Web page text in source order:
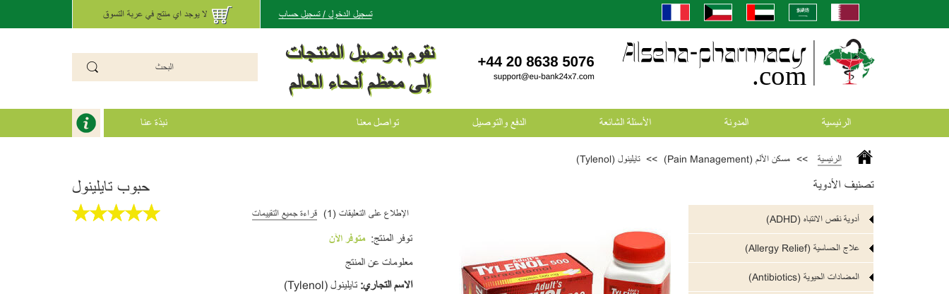
لا يوجد اي منتج في عربة التسوق تسجيل الدخول / تسجيل حساب
نقوم بتوصيل المنتجات
إلى معظم أنحاء العالم
الرئيسية المدونة اﻷسئلة الشائعة الدفع والتوصيل تواصل معنا نبذة عنا
الرئيسية >> مسكن الألم (Pain Management) >> تايلينول (Tylenol)
تصنيف الأدوية
أدوية نقص الانتباه (ADHD)
علاج الحساسية (Allergy Relief)
المضادات الحيوية (Antibiotics)
حبوب تايلينول
الإطلاع على التعليقات (1) قراءة جميع التقييمات
توفر المنتج: متوفر الآن
معلومات عن المنتج
الاسم التجاري:تايلينول (Tylenol)